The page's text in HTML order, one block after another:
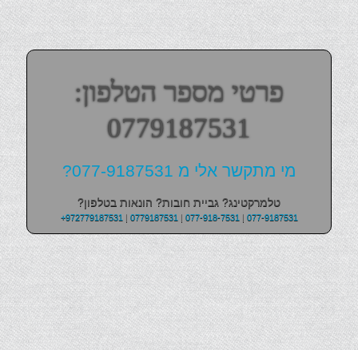
פרטי מספר הטלפון:
0779187531
מי מתקשר אלי מ 077-9187531?
טלמרקטינג? גביית חובות? הונאות בטלפון?
+972779187531| 0779187531| 077-918-7531| 077-9187531